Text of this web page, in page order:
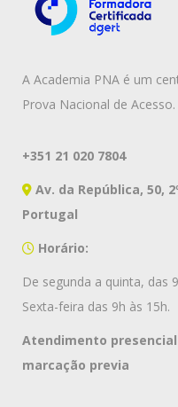
A Academia PNA é um
Prova Nacional de Acesso.
+351 21 020 7804
Av. da República, 50,
Portugal
Horário:
De segunda a quinta, das
Sexta-feira das 9h às 15h.
Atendimento
marcação previa